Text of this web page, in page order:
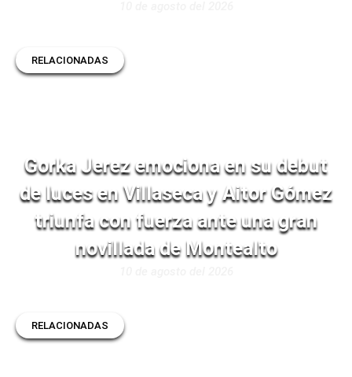
RELACIONADAS
Gorka Jerez emociona en su debut
de luces en Villaseca y Aitor Gómez
triunfa con fuerza ante una gran
novillada de Montealto
RELACIONADAS